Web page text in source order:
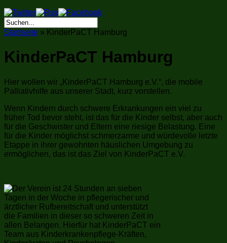
Startseite » KinderPaCT Hamburg
KinderPaCT Hamburg
Hier wollen wir „KinderPaCT Hamburg e.V.“, die mobile
Palliativhilfe aus unserer Stadt, kurz vorstellen.
Wenn Kindern durch schwere Erkrankungen ein viel zu
früher Tod bevor steht, ist das für die Kinder selbst, aber auch
für die Geschwister und Eltern eine riesige Belastung. Eine
für die Kinder möglichst schmerzarme und würdevolle letzte
Etappe in ihrer gewohnten häuslichen Umgebung zu
ermöglichen, das ist das Ziel von KinderPaCT e.V.